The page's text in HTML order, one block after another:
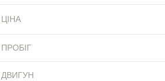
ЦІНА
ПРОБІГ
ДВИГУН